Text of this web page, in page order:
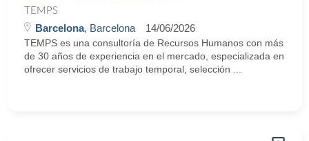
TEMPS
Barcelona, Barcelona 14/06/2026
TEMPS es una consultoría de Recursos Humanos con más
de 30 años de experiencia en el mercado, especializada en
ofrecer servicios de trabajo temporal, selección ...